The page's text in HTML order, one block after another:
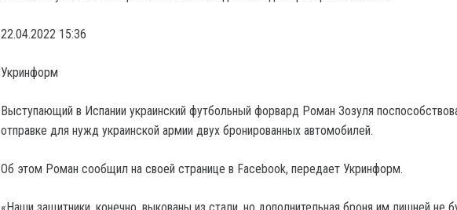
22.04.2022 15:36
Укринформ
Выступающий в Испании украинский футбольный форвард Роман Зозуля
отправке для нужд украинской армии двух бронированных автомобилей.
Об этом Роман сообщил на своей странице в Facebook, передает Укринформ.